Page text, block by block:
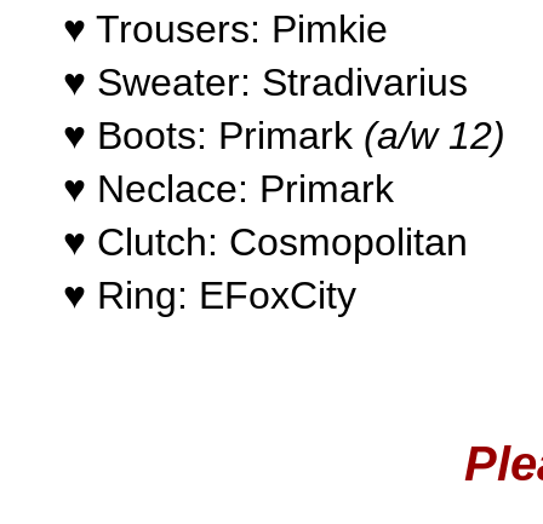
♥ Trousers: Pimkie
♥ Sweater: Stradivarius
♥ Boots: Primark (a/w 12)
♥ Neclace: Primark
♥ Clutch: Cosmopolitan
♥ Ring: EFoxCity